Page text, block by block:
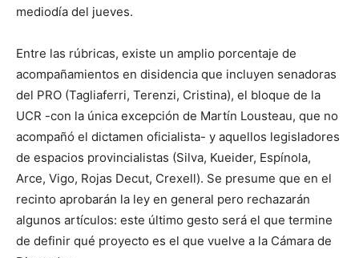
mediodía del jueves.
Entre las rúbricas, existe un amplio porcentaje de
acompañamientos en disidencia que incluyen senadoras
del PRO (Tagliaferri, Terenzi, Cristina), el bloque de la
UCR -con la única excepción de Martín Lousteau, que no
acompañó el dictamen oficialista- y aquellos legisladores
de espacios provincialistas (Silva, Kueider, Espínola,
Arce, Vigo, Rojas Decut, Crexell). Se presume que en el
recinto aprobarán la ley en general pero rechazarán
algunos artículos: este último gesto será el que termine
de definir qué proyecto es el que vuelve a la Cámara de